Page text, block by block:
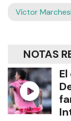
Víctor
NOTAS